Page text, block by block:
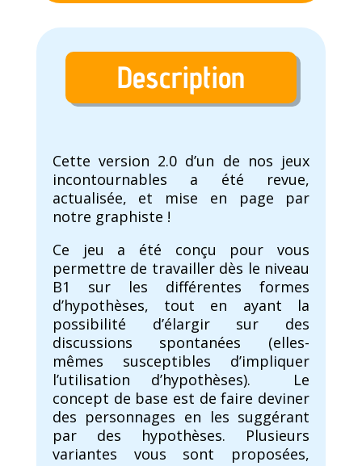
Description
Cette version 2.0 d’un de nos jeux
incontournables a été revue,
actualisée, et mise en page par
notre graphiste !
Ce jeu a été conçu pour vous
permettre de travailler dès le niveau
B1 sur les différentes formes
d’hypothèses, tout en ayant la
possibilité d’élargir sur des
discussions spontanées (elles-
mêmes susceptibles d’impliquer
l’utilisation d’hypothèses). Le
concept de base est de faire deviner
des personnages en les suggérant
par des hypothèses. Plusieurs
variantes vous sont proposées,